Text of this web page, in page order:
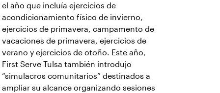
el año que incluía ejercicios de
acondicionamiento físico de invierno,
ejercicios de primavera, campamento de
vacaciones de primavera, ejercicios de
verano y ejercicios de otoño. Este año,
First Serve Tulsa también introdujo
“simulacros comunitarios” destinados a
ampliar su alcance organizando sesiones